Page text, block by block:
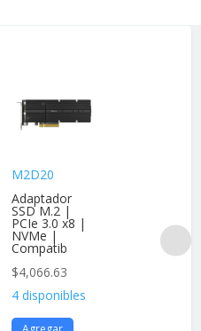
M2D20
Adaptador
SSD M.2 |
PCIe 3.0 x8 |
NVMe |
Compatib
$4,066.63
4 disponibles